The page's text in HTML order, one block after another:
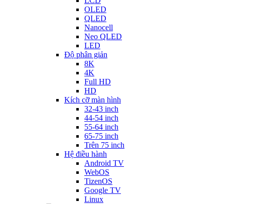
OLED
QLED
Nanocell
Neo QLED
LED
Độ phân giản
8K
4K
Full HD
HD
Kích cỡ màn hình
32-43 inch
44-54 inch
55-64 inch
65-75 inch
Trên 75 inch
Hệ điều hành
Android TV
WebOS
TizenOS
Google TV
Linux